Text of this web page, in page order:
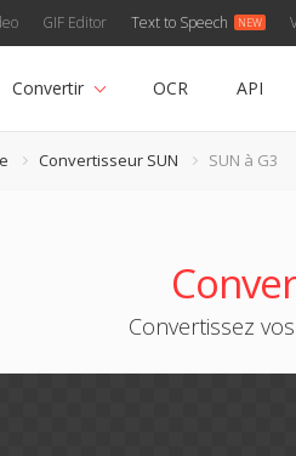
GIF Editor Text to Speech
Convertir OCR API
Convertisseur SUN SUN à G3
Convertissez